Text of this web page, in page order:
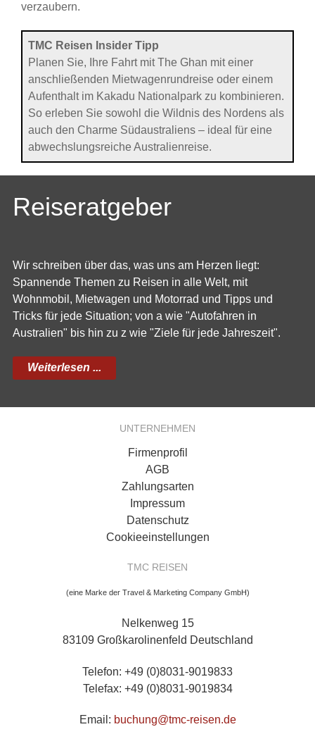
verzaubern.
TMC Reisen Insider Tipp
Planen Sie, Ihre Fahrt mit The Ghan mit einer
anschließenden Mietwagenrundreise oder einem
Aufenthalt im Kakadu Nationalpark zu kombinieren.
So erleben Sie sowohl die Wildnis des Nordens als
auch den Charme Südaustraliens – ideal für eine
abwechslungsreiche Australienreise.
Reiseratgeber
Wir schreiben über das, was uns am Herzen liegt:
Spannende Themen zu Reisen in alle Welt, mit
Wohnmobil, Mietwagen und Motorrad und Tipps und
Tricks für jede Situation; von a wie "Autofahren in
Australien" bis hin zu z wie "Ziele für jede Jahreszeit".
Weiterlesen ...
UNTERNEHMEN
Firmenprofil
AGB
Zahlungsarten
Impressum
Datenschutz
Cookieeinstellungen
TMC REISEN
(eine Marke der Travel & Marketing Company GmbH)
Nelkenweg 15
83109 Großkarolinenfeld Deutschland
Telefon: +49 (0)8031-9019833
Telefax: +49 (0)8031-9019834
Email: buchung@tmc-reisen.de